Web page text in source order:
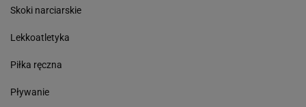
Skoki narciarskie
Lekkoatletyka
Piłka ręczna
Pływanie